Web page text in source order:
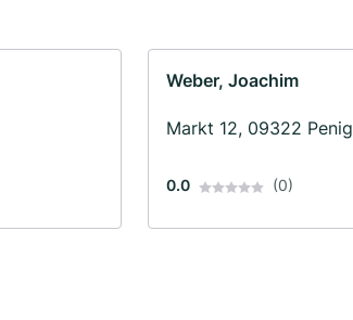
Weber, Joachim
Markt 12, 09322 Penig
0.0 (0)